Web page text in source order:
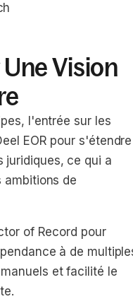
Vision
l'entrée sur les
EOR pour s'étendre
juridiques, ce qui a
ambitions de
of Record pour
à de
et facilité le